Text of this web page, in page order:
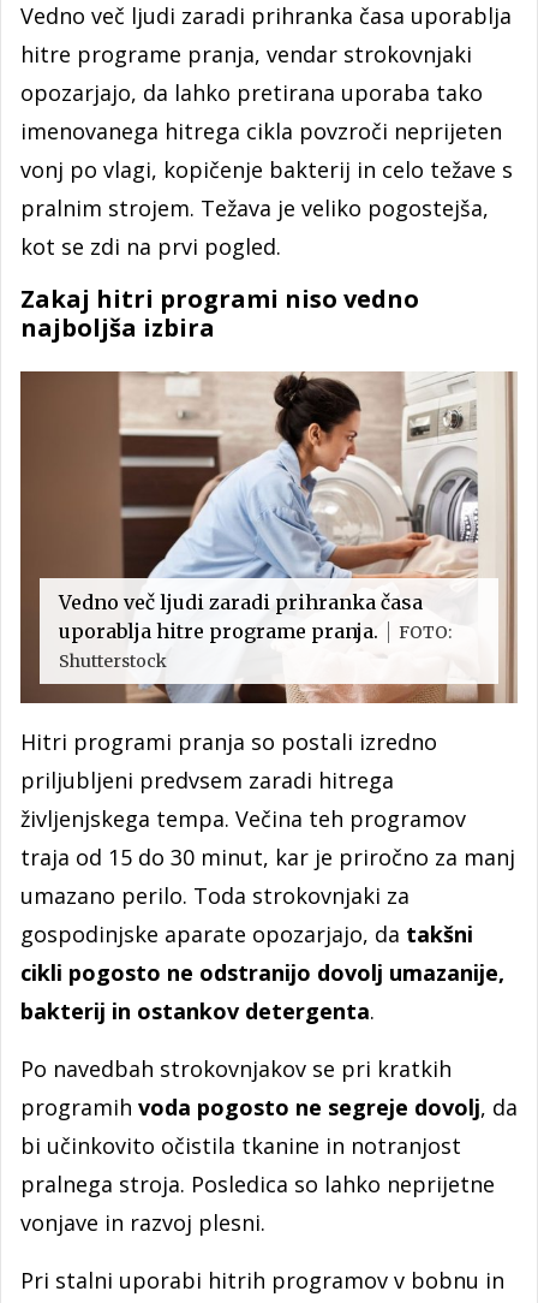
Vedno več ljudi zaradi prihranka časa uporablja
hitre programe pranja, vendar strokovnjaki
opozarjajo, da lahko pretirana uporaba tako
imenovanega hitrega cikla povzroči neprijeten
vonj po vlagi, kopičenje bakterij in celo težave s
pralnim strojem. Težava je veliko pogostejša,
kot se zdi na prvi pogled.
Zakaj hitri programi niso vedno
najboljša izbira
Vedno več ljudi zaradi prihranka časa
uporablja hitre programe pranja.
FOTO:
Shutterstock
Hitri programi pranja so postali izredno
priljubljeni predvsem zaradi hitrega
življenjskega tempa. Večina teh programov
traja od 15 do 30 minut, kar je priročno za manj
umazano perilo. Toda strokovnjaki za
gospodinjske aparate opozarjajo, da takšni
cikli pogosto ne odstranijo dovolj umazanije,
bakterij in ostankov detergenta.
Po navedbah strokovnjakov se pri kratkih
programih voda pogosto ne segreje dovolj, da
bi učinkovito očistila tkanine in notranjost
pralnega stroja. Posledica so lahko neprijetne
vonjave in razvoj plesni.
Pri stalni uporabi hitrih programov v bobnu in